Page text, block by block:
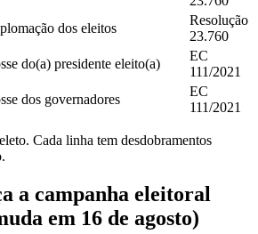
dos eleitos
Resolução
23.760
do(a) presidente eleito(a)
EC
111/2021
dos governadores
EC
111/2021
Cada linha tem desdobramentos
a campanha eleitoral
em 16 de agosto)